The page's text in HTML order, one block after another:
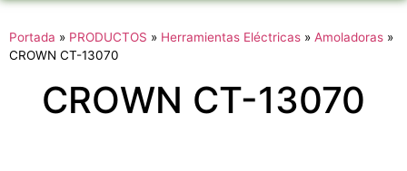
Portada » PRODUCTOS » Herramientas Eléctricas » Amoladoras »
CROWN CT-13070
CROWN CT-13070